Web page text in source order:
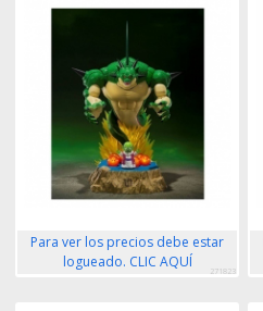
SHENRON!! S.H. FIGUARTS
Para ver los precios debe estar
logueado. CLIC AQUÍ
271823